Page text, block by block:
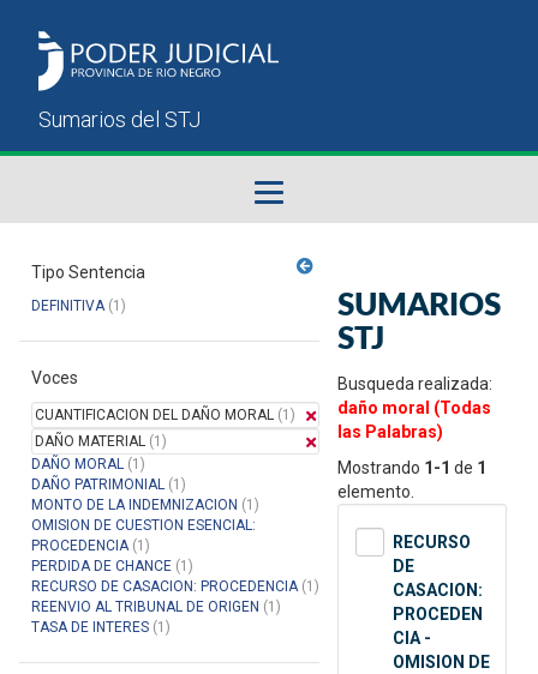
Sumarios del STJ
Manual del Usuario
Tipo Sentencia
DEFINITIVA(1)
Voces
CUANTIFICACION DEL DAÑO MORAL (1)
DAÑO MATERIAL (1)
DAÑO MORAL (1)
DAÑO PATRIMONIAL (1)
MONTO DE LA INDEMNIZACION (1)
OMISION DE CUESTION ESENCIAL:
PROCEDENCIA(1)
PERDIDA DE CHANCE (1)
RECURSO DE CASACION: PROCEDENCIA(1)
REENVIO AL TRIBUNAL DE ORIGEN (1)
TASA DE INTERES (1)
SUMARIOS
STJ
Busqueda realizada:
daño moral (Todas
las Palabras)
Mostrando 1-1 de 1
elemento.
RECURSO
DE
CASACION:
PROCEDEN
CIA -
OMISION DE